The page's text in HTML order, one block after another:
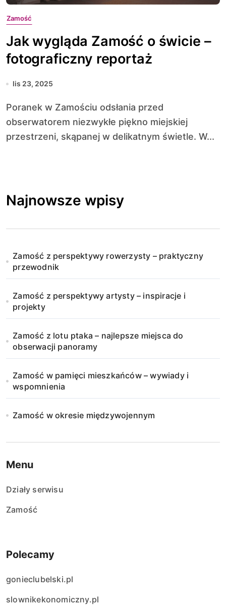
Zamość
Jak wygląda Zamość o świcie –
fotograficzny reportaż
lis 23, 2025
Poranek w Zamościu odsłania przed
obserwatorem niezwykłe piękno miejskiej
przestrzeni, skąpanej w delikatnym świetle. W...
Najnowsze wpisy
Zamość z perspektywy rowerzysty – praktyczny
przewodnik
Zamość z perspektywy artysty – inspiracje i
projekty
Zamość z lotu ptaka – najlepsze miejsca do
obserwacji panoramy
Zamość w pamięci mieszkańców – wywiady i
wspomnienia
Zamość w okresie międzywojennym
Menu
Działy serwisu
Zamość
Polecamy
gonieclubelski.pl
slownikekonomiczny.pl